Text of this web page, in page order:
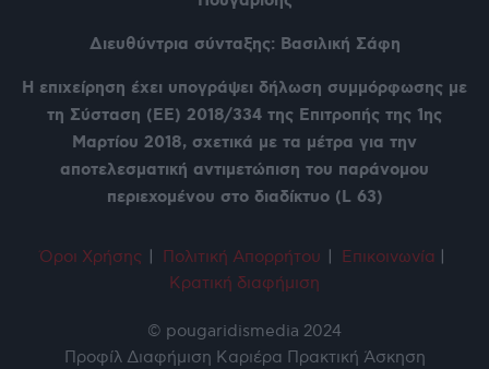
Διευθύντρια σύνταξης: Βασιλική Σάφη
Η επιχείρηση έχει υπογράψει δήλωση συμμόρφωσης με
τη Σύσταση (ΕΕ) 2018/334 της Επιτροπής της 1ης
Μαρτίου 2018, σχετικά με τα μέτρα για την
αποτελεσματική αντιμετώπιση του παράνομου
περιεχομένου στο διαδίκτυο (L 63)
Όροι Χρήσης Πολιτική Απορρήτου Επικοινωνία
Κρατική διαφήμιση
© pougaridismedia 2024
Προφίλ Διαφήμιση Καριέρα Πρακτική Άσκηση